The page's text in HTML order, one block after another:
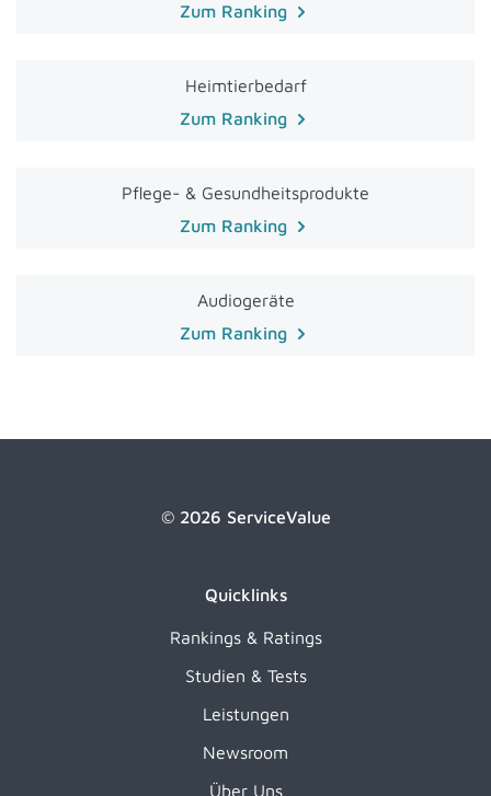
Zum Ranking
Heimtierbedarf
Zum Ranking
Pflege- & Gesundheitsprodukte
Zum Ranking
Audiogeräte
Zum Ranking
© 2026 ServiceValue
Quicklinks
Rankings & Ratings
Studien & Tests
Leistungen
Newsroom
Über Uns